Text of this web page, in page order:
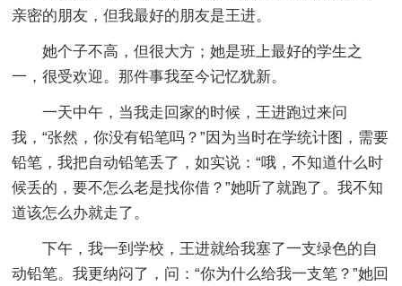
亲密的朋友，但我最好的朋友是王进。
她个子不高，但很大方；她是班上最好的学生之
一，很受欢迎。那件事我至今记忆犹新。
一天中午，当我走回家的时候，王进跑过来问
我，“张然，你没有铅笔吗？”因为当时在学统计图，需要
铅笔，我把自动铅笔丢了，如实说：“哦，不知道什么时
候丢的，要不怎么老是找你借？”她听了就跑了。我不知
道该怎么办就走了。
下午，我一到学校，王进就给我塞了一支绿色的自
动铅笔。我更纳闷了，问：“你为什么给我一支笔？”她回